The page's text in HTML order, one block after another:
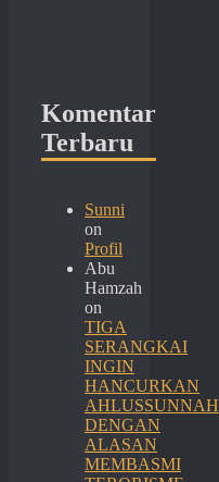
Komentar
Terbaru
Sunni
on
Profil
Abu
Hamzah
on
TIGA
SERANGKAI
INGIN
HANCURKAN
AHLUSSUNNAH
DENGAN
ALASAN
MEMBASMI